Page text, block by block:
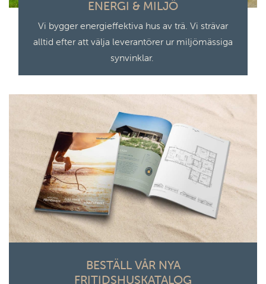
ENERGI & MILJÖ
Vi bygger energieffektiva hus av trä. Vi strävar
alltid efter att välja leverantörer ur miljömässiga
synvinklar.
BESTÄLL VÅR NYA
FRITIDSHUSKATALOG